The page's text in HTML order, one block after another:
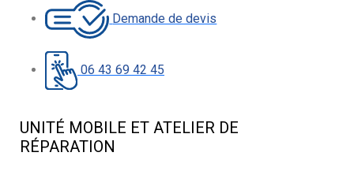
Demande de devis
06 43 69 42 45
UNITÉ MOBILE ET ATELIER DE
RÉPARATION